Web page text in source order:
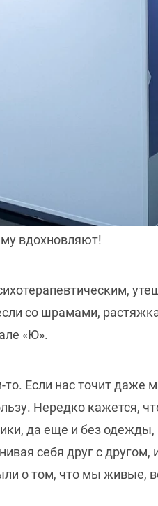
вдохновляют!
со шрамами,
«Ю».
Если нас точит даже
Нередко кажется,
да еще и без
себя друг с
о том, что мы живые,